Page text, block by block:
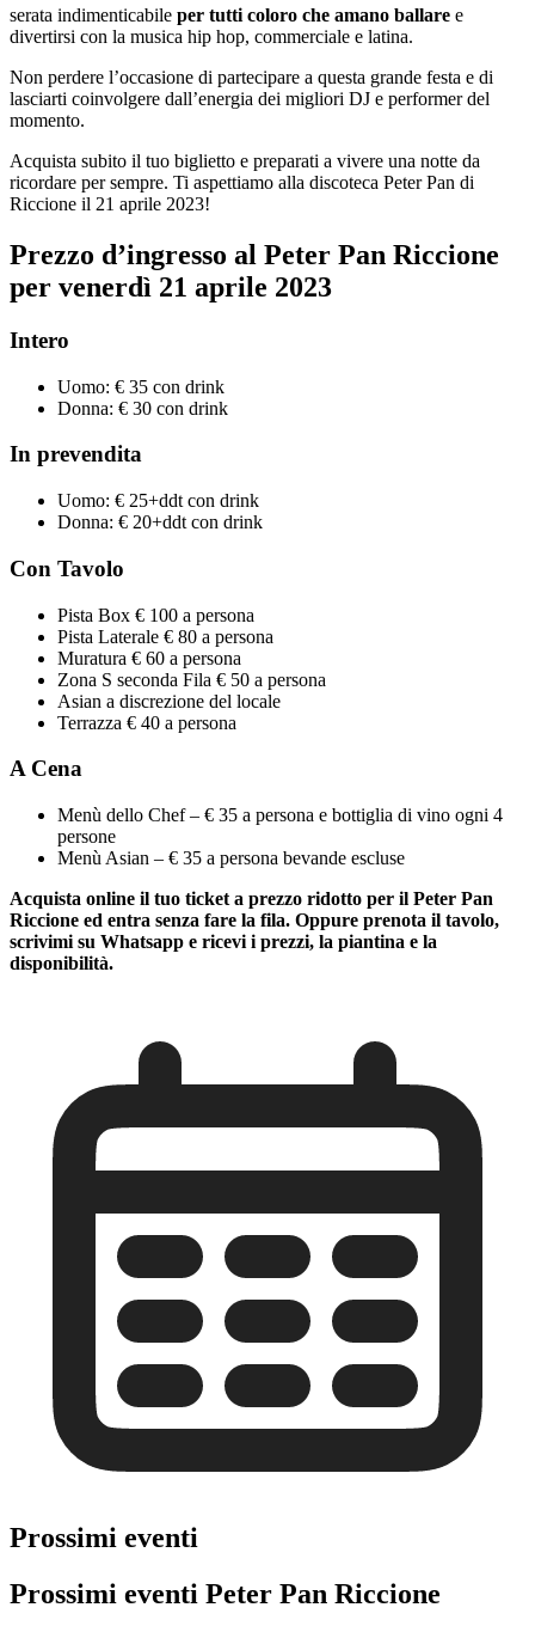
serata indimenticabile per tutti coloro che amano ballare e
divertirsi con la musica hip hop, commerciale e latina.
Non perdere l’occasione di partecipare a questa grande festa e di
lasciarti coinvolgere dall’energia dei migliori DJ e performer del
momento.
Acquista subito il tuo biglietto e preparati a vivere una notte da
ricordare per sempre. Ti aspettiamo alla discoteca Peter Pan di
Riccione il 21 aprile 2023!
Prezzo d’ingresso al Peter Pan Riccione
per venerdì 21 aprile 2023
Intero
Uomo: € 35 con drink
Donna: € 30 con drink
In prevendita
Uomo: € 25+ddt con drink
Donna: € 20+ddt con drink
Con Tavolo
Pista Box € 100 a persona
Pista Laterale € 80 a persona
Muratura € 60 a persona
Zona S seconda Fila € 50 a persona
Asian a discrezione del locale
Terrazza € 40 a persona
A Cena
Menù dello Chef – € 35 a persona e bottiglia di vino ogni 4
persone
Menù Asian – € 35 a persona bevande escluse
Acquista online il tuo ticket a prezzo ridotto per il Peter Pan
Riccione ed entra senza fare la fila. Oppure prenota il tavolo,
scrivimi su Whatsapp e ricevi i prezzi, la piantina e la
disponibilità.
Prossimi eventi
Prossimi eventi Peter Pan Riccione